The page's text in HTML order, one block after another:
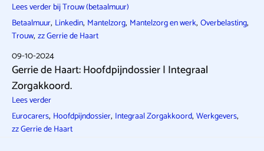
Lees verder bij Trouw (betaalmuur)
Betaalmuur, Linkedin, Mantelzorg, Mantelzorg en werk, Overbelasting,
Trouw, zz Gerrie de Haart
09-10-2024
Gerrie de Haart: Hoofdpijndossier | Integraal
Zorgakkoord.
Lees verder
Eurocarers, Hoofdpijndossier, Integraal Zorgakkoord, Werkgevers,
zz Gerrie de Haart